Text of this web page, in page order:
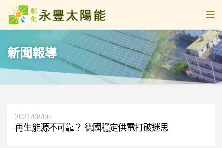
新聞報導
2021/08/06
再生能源不可靠？ 德國穩定供電打破迷思